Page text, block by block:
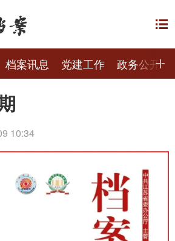
档案讯息 党建工作 政务公开
10:34